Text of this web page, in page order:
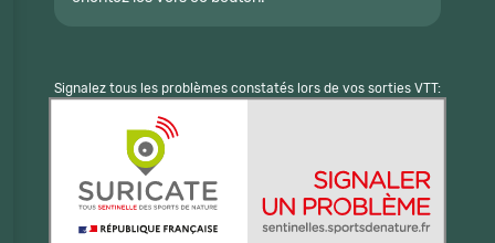
Signalez tous les problèmes constatés lors de vos sorties VTT: